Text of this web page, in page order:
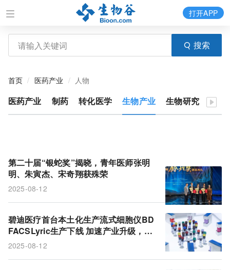
搜索
打开APP
首页 医药产业 人物
医药产业 制药 转化医学 生物产业 生物研究 医疗
第二十届“银蛇奖”揭晓，青年医师张明
明、朱寅杰、宋奇翔获殊荣
2025-08-12
碧迪医疗首台本土化生产流式细胞仪BD
FACSLyric生产下线 加速产业升级，驱
动流式细胞术自动化、标准化、智能化
2025-08-12